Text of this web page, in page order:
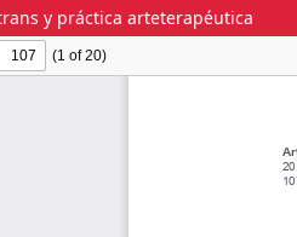
y práctica arteterapéutica